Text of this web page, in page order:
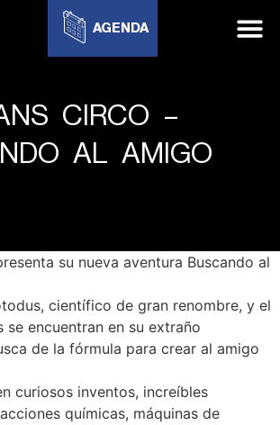
AGENDA
CIRCO –
AL AMIGO
su nueva aventura Buscando al
científico de gran renombre, y el
encuentran en su extraño
de la fórmula para crear al amigo
curiosos inventos, increíbles
químicas, máquinas de